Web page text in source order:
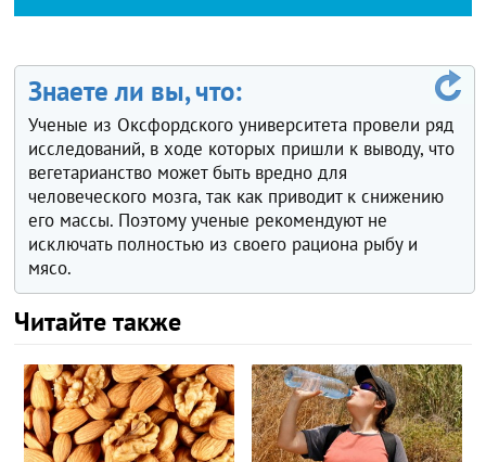
Знаете ли вы, что:
Ученые из Оксфордского университета провели ряд
исследований, в ходе которых пришли к выводу, что
вегетарианство может быть вредно для
человеческого мозга, так как приводит к снижению
его массы. Поэтому ученые рекомендуют не
исключать полностью из своего рациона рыбу и
мясо.
Читайте также